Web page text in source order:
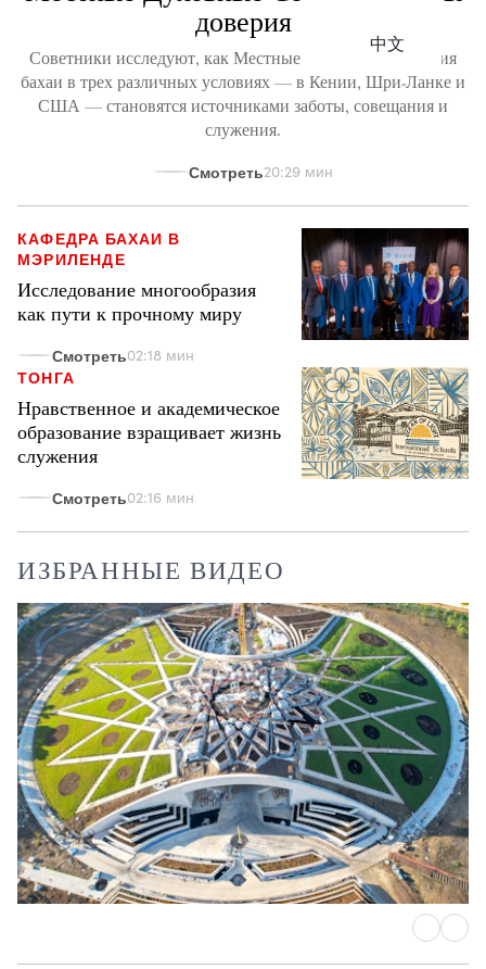
中文
доверия
Советники исследуют, как Местные Духовные Собрания
бахаи в трех различных условиях — в Кении, Шри-Ланке и
США — становятся источниками заботы, совещания и
служения.
Смотреть20:29 мин
КАФЕДРА БАХАИ В
МЭРИЛЕНДЕ
Исследование многообразия
как пути к прочному миру
Смотреть02:18 мин
ТОНГА
Нравственное и академическое
образование взращивает жизнь
служения
Смотреть02:16 мин
ИЗБРАННЫЕ ВИДЕО